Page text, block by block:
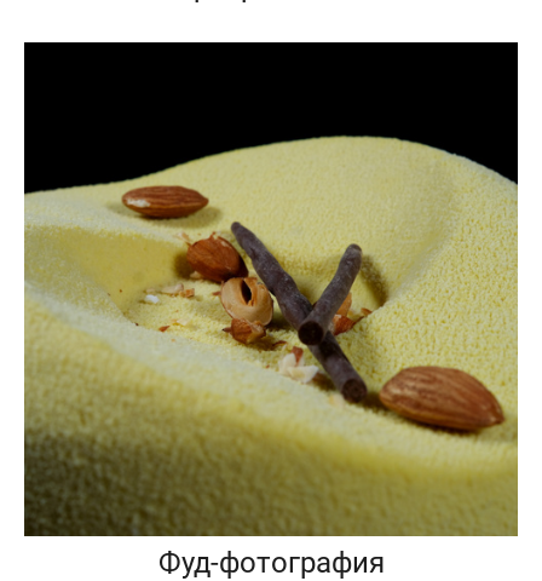
Фуд-фотография